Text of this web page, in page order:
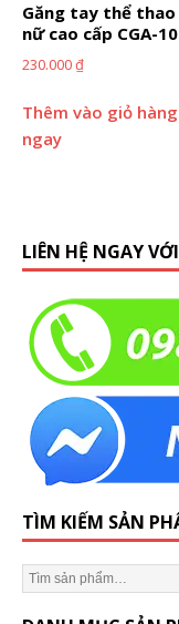
Găng tay thể thao
nữ cao cấp CGA-
230.000₫
Thêm vào giỏ hàng
ngay
LIÊN HỆ NGAY
TÌM KIẾM SẢN